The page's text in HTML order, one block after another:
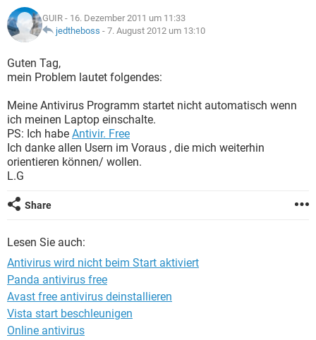
WHATSAPP
FACEBOOK HARDWARE
WINDOWS 10 INSTAGRAM
WHATSAPP
FACEBOOK
SPIELE
ANDROID IOS
WHATSAPP
FACEBOOK HARDWARE
LEXIKON
SPIELE
ANDROID
WHATSAPP
FACEBOOK
GUIR - 16. Dezember 2011 um 11:33
jedtheboss - 7. August 2012 um 13:10
Guten Tag,
mein Problem lautet folgendes:
Meine Antivirus Programm startet nicht automatisch wenn
ich meinen Laptop einschalte.
PS: Ich habe Antivir. Free
Ich danke allen Usern im Voraus , die mich weiterhin
orientieren können/ wollen.
L.G
Share
Lesen Sie auch:
Antivirus wird nicht beim Start aktiviert
Panda antivirus free
Avast free antivirus deinstallieren
Vista start beschleunigen
Online antivirus